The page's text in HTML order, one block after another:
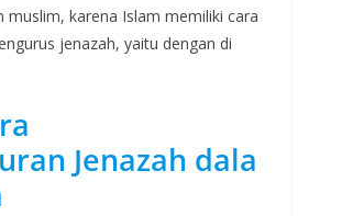
muslim, karena Islam memiliki cara
jenazah, yaitu dengan di
Jenazah dala